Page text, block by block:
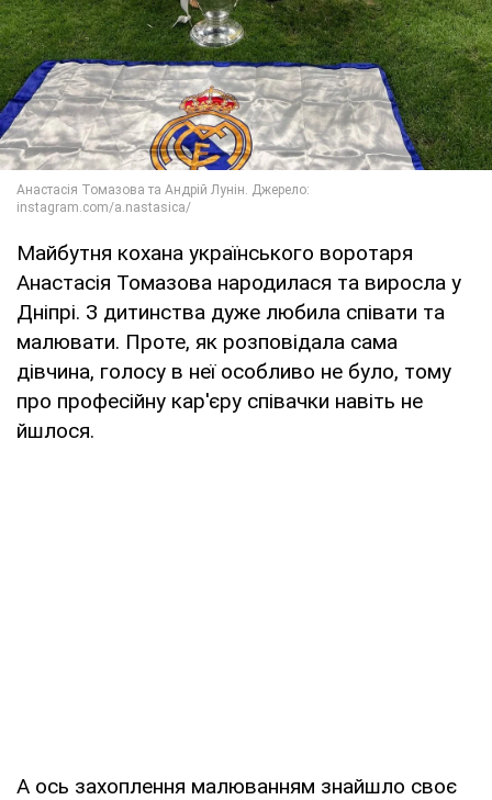
Майбутня кохана українського воротаря
Анастасія Томазова народилася та виросла у
Дніпрі. З дитинства дуже любила співати та
малювати. Проте, як розповідала сама
дівчина, голосу в неї особливо не було, тому
про професійну кар'єру співачки навіть не
йшлося.
А ось захоплення малюванням знайшло своє